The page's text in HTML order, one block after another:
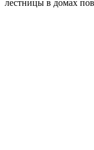
лестницы в домах